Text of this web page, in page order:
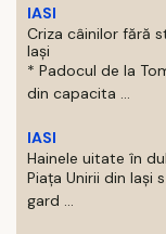
IASI
Criza câinilor fără
Iași
* Padocul de la
din capacita ...
IASI
Hainele uitate în
Piaţa Unirii din
gard ...